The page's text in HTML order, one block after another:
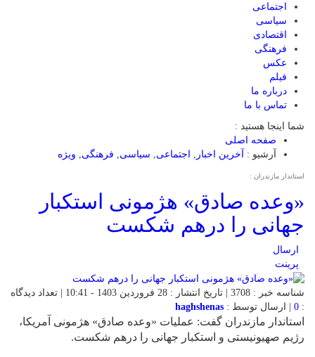
اجتماعی
سیاسی
اقتصادی
فرهنگی
عکس
فیلم
درباره ما
تماس با ما
شما اینجا هستید :
صفحه اصلی
آرشیو :
آخرین اخبار اجتماعی سیاسی فرهنگی ویژه
استاندار مازندران :
«وعده صادق» هژمونی استکبار
جهانی را درهم شکست
ارسال
پرینت
شناسه خبر : 3708 | تاریخ انتشار : 28 فروردین 1403 - 10:41 | تعداد دیدگاه
:
0 | ارسال توسط : haghshenas
استاندار مازندران گفت: عملیات «وعده صادق» هژمونی آمریکا،
رژیم صهیونیستی و استکبار جهانی را درهم شکست.